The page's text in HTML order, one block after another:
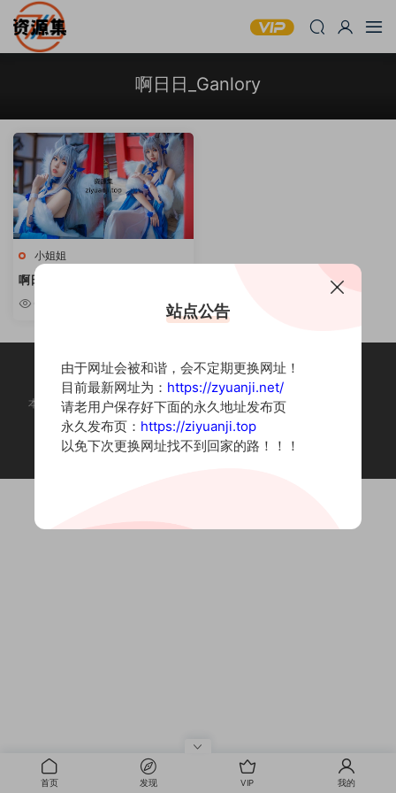
啊日日_Ganlory
小姐姐
啊日日_Ganlory – COSPLAY资源
合集 [持续更新]
本站为摄影写真图片网站，内容来自网络收集整理，仅作个人学习使用。
如有违法内容请联系删除
Copyright © 2022 资源集
首页 发现 VIP 我的
站点公告
由于网址会被和谐，会不定期更换网址！
目前最新网址为： https://zyuanji.net/
请老用户保存好下面的永久地址发布页
永久发布页： https://ziyuanji.top
以免下次更换网址找不到回家的路！！！